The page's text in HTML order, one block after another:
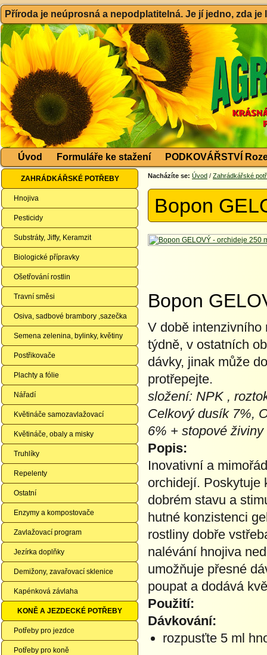
Příroda je neúprosná a nepodplatitelná. Je jí jedno, zda
Úvod Formuláře ke stažení PODKOVÁŘSTVÍ
ZAHRÁDKÁŘSKÉ POTŘEBY
Hnojiva
Pesticidy
Substráty, Jiffy, Keramzit
Biologické přípravky
Ošetřování rostlin
Travní směsi
Osiva, sadbové brambory ,sazečka
Semena zelenina, bylinky, květiny
Postřikovače
Plachty a fólie
Nářadí
Květináče samozavlažovací
Květináče, obaly a misky
Truhlíky
Repelenty
Ostatní
Enzymy a kompostovače
Zavlažovací program
Jezírka doplňky
Demižony, zavařovací sklenice
Kapénková závlaha
KONĚ A JEZDECKÉ POTŘEBY
Potřeby pro jezdce
Potřeby pro koně
Nacházíte se: Úvod / Zahrádkářské
Bopon
Bopon
V době intenzivního
týdně, v ostatních
dávky, jinak může
protřepejte.
složení: NPK ,
Celkový dusík 7%,
6% + stopové
Popis:
Inovativní a
orchidejí. Poskytuje
dobrém stavu a
hutné konzistenci
rostliny dobře
nalévání hnojiva
umožňuje přesné
poupat a dodává
Použití:
Dávkování:
rozpusťte 5 ml